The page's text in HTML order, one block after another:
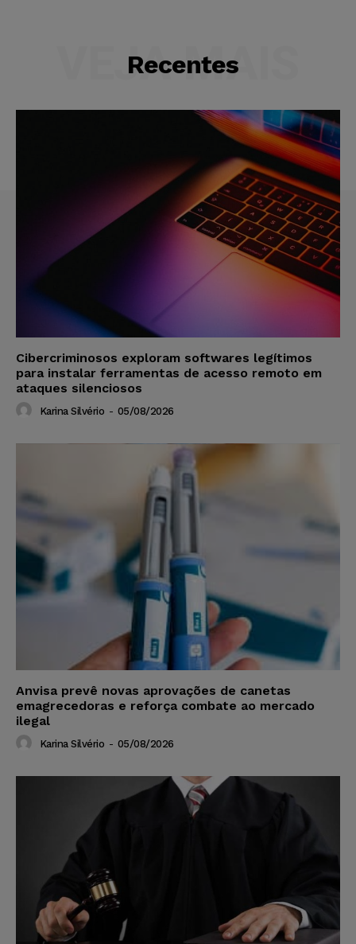
Recentes
VEJA MAIS
Cibercriminosos exploram softwares legítimos
para instalar ferramentas de acesso remoto em
ataques silenciosos
Karina Silvério - 05/08/2026
Anvisa prevê novas aprovações de canetas
emagrecedoras e reforça combate ao mercado
ilegal
Karina Silvério - 05/08/2026